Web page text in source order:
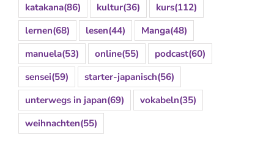
katakana(86) kultur(36) kurs(112)
lernen(68) lesen(44) Manga(48)
manuela(53) online(55) podcast(60)
sensei(59) starter-japanisch(56)
unterwegs in japan(69) vokabeln(35)
weihnachten(55)